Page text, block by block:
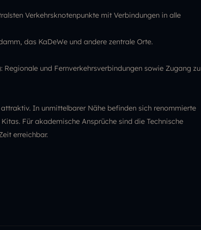
Verkehrsknotenpunkte mit Verbindungen in alle
das KaDeWe und andere zentrale Orte.
und Fernverkehrsverbindungen sowie Zugang zu
In unmittelbarer Nähe befinden sich renommierte
Für akademische Ansprüche sind die Technische
erreichbar.